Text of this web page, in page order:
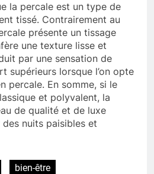
la percale est un type de
tissé. Contrairement au
présente un tissage
une texture lisse et
par une sensation de
supérieurs lorsque l’on opte
percale. En somme, si le
et polyvalent, la
de qualité et de luxe
nuits paisibles et
bien-être